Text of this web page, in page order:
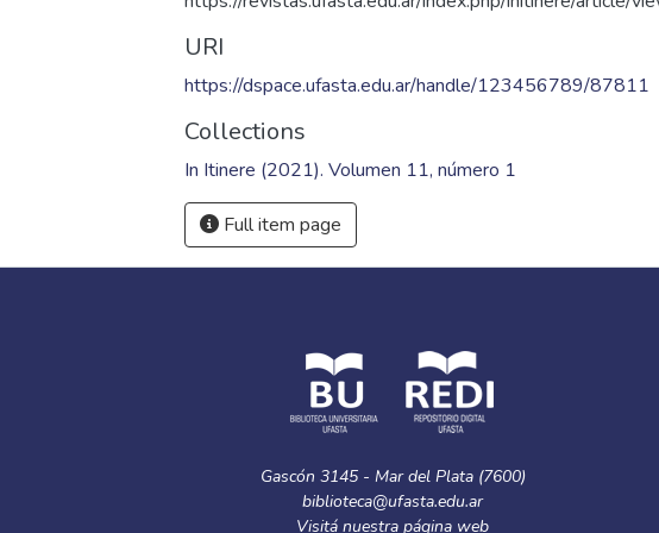
URI
https://dspace.ufasta.edu.ar/handle/123456789/87811
Collections
In Itinere (2021). Volumen 11, número 1
Full item page
Gascón 3145 - Mar del Plata (7600)
biblioteca@ufasta.edu.ar
Visitá nuestra página web